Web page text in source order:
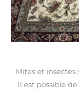
Mites et
Il est possible